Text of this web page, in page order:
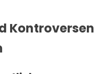
Kontroversen